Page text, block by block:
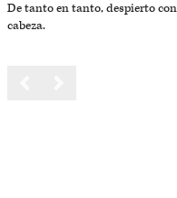
De tanto en tanto, despierto
cabeza.